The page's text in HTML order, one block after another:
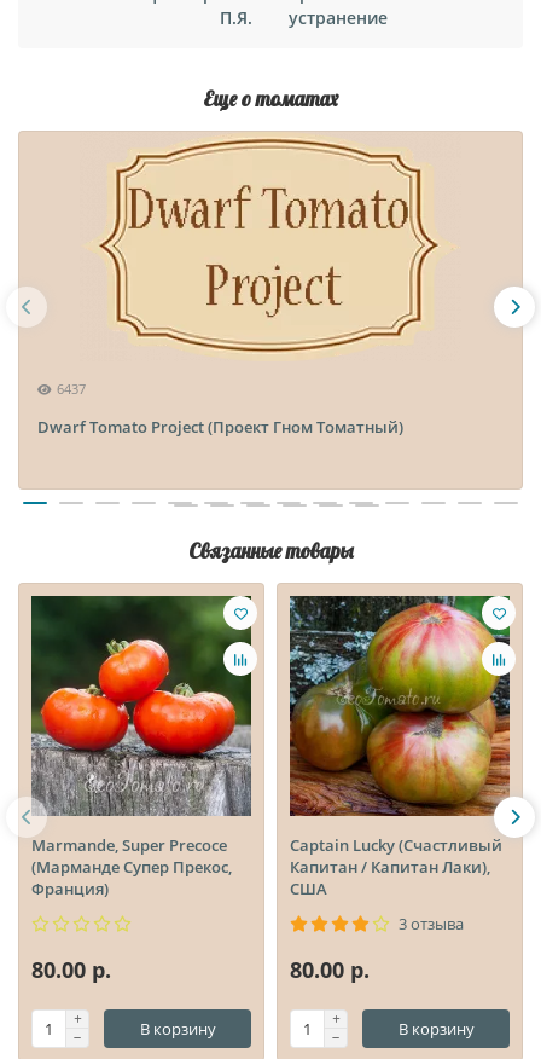
П.Я.
устранение
Еще о томатах
6437
Dwarf Tomato Project (Проект Гном Томатный)
Связанные товары
Marmande, Super Precoce
(Марманде Супер Прекос,
Франция)
80.00 р.
В корзину
Captain Lucky (Счастливый
Капитан / Капитан Лаки),
США
3 отзыва
80.00 р.
В корзину